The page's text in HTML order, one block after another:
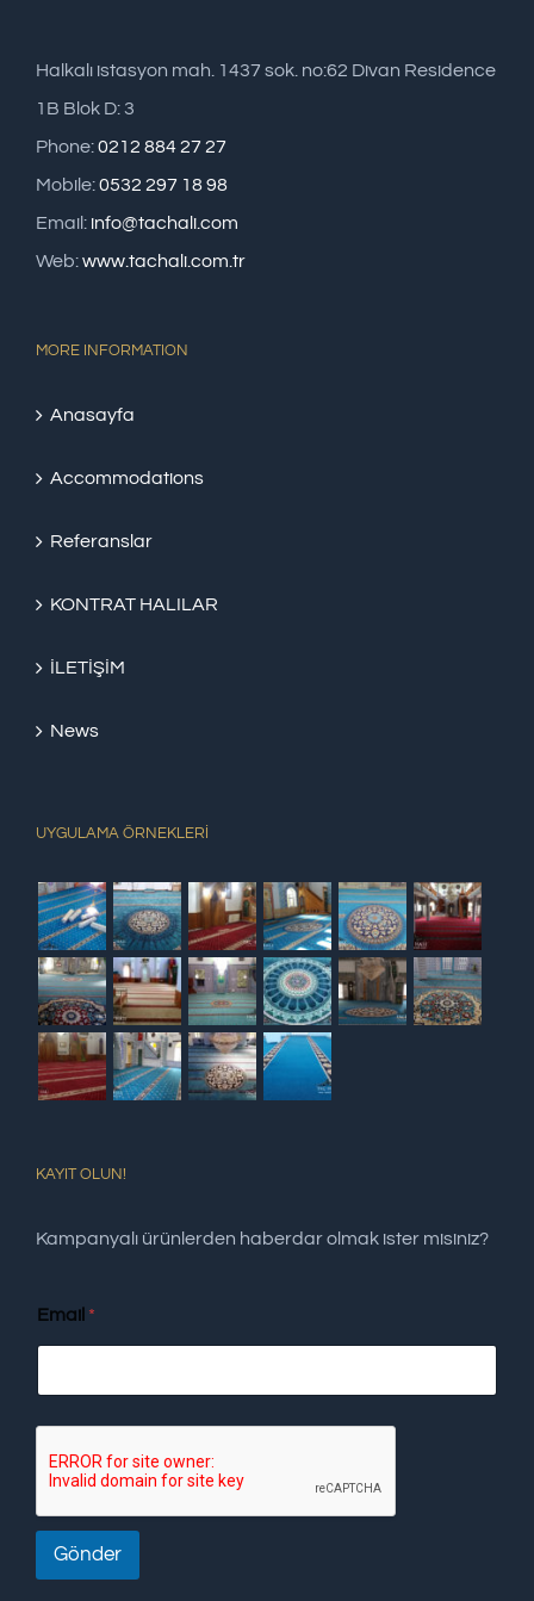
Halkalı istasyon mah. 1437 sok. no:62 Divan Residence
1B Blok D: 3
Phone:0212 884 27 27
Mobile:0532 297 18 98
Email: info@tachali.com
Web:www.tachali.com.tr
MORE INFORMATION
Anasayfa
Accommodations
Referanslar
KONTRAT HALILAR
İLETİŞİM
News
UYGULAMA ÖRNEKLERİ
KAYIT OLUN!
Kampanyalı ürünlerden haberdar olmak ister misiniz?
Email *
Gönder